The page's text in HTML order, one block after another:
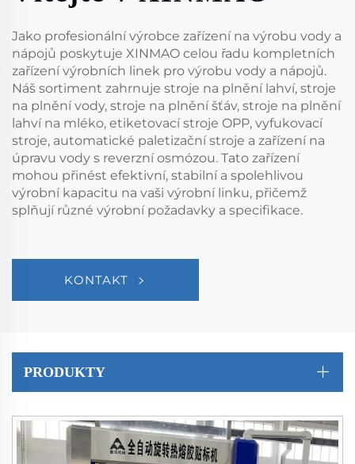
Jako profesionální výrobce zařízení na výrobu vody a
nápojů poskytuje XINMAO celou řadu kompletních
zařízení výrobních linek pro výrobu vody a nápojů.
Náš sortiment zahrnuje stroje na plnění lahví, stroje
na plnění vody, stroje na plnění šťáv, stroje na plnění
lahví na mléko, etiketovací stroje OPP, vyfukovací
stroje, automatické paletizační stroje a zařízení na
úpravu vody s reverzní osmózou. Tato zařízení
mohou přinést efektivní, stabilní a spolehlivou
výrobní kapacitu na vaši výrobní linku, přičemž
splňují různé výrobní požadavky a specifikace.
KONTAKT
PRODUKTY